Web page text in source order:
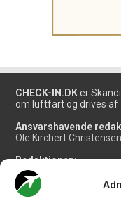
CHECK-IN.DK er
om luftfart og drives af
Ansvarshavende
Ole Kirchert Christensen
Redaktionen:
Christian Granhøj
Henrik Baumgarten
Danny Longhi Andreasen